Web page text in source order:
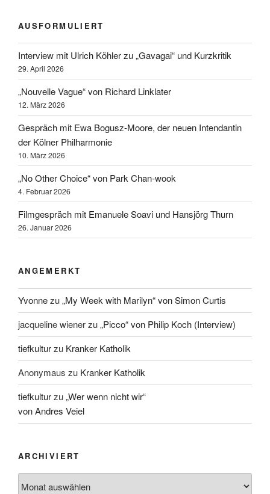
AUSFORMULIERT
Interview mit Ulrich Köhler zu „Gavagai“ und Kurzkritik
29. April 2026
„Nouvelle Vague“ von Richard Linklater
12. März 2026
Gespräch mit Ewa Bogusz-Moore, der neuen Intendantin
der Kölner Philharmonie
10. März 2026
„No Other Choice“ von Park Chan-wook
4. Februar 2026
Filmgespräch mit Emanuele Soavi und Hansjörg Thurn
26. Januar 2026
ANGEMERKT
Yvonnezu„My Week with Marilyn“ von Simon Curtis
jacqueline wienerzu„Picco“ von Philip Koch (Interview)
tiefkulturzu Kranker Katholik
Anonymaus zu Kranker Katholik
tiefkulturzu„Wer wenn nicht wir“
von Andres Veiel
ARCHIVIERT